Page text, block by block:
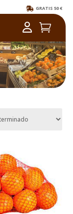
 GRATIS 50 €